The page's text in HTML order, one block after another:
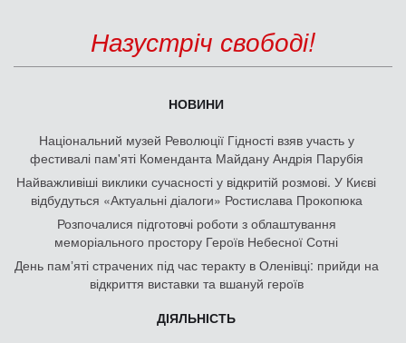
Назустріч свободі!
НОВИНИ
Національний музей Революції Гідності взяв участь у
фестивалі пам'яті Коменданта Майдану Андрія Парубія
Найважливіші виклики сучасності у відкритій розмові. У Києві
відбудуться «Актуальні діалоги» Ростислава Прокопюка
Розпочалися підготовчі роботи з облаштування
меморіального простору Героїв Небесної Сотні
День памʼяті страчених під час теракту в Оленівці: прийди на
відкриття виставки та вшануй героїв
ДІЯЛЬНІСТЬ